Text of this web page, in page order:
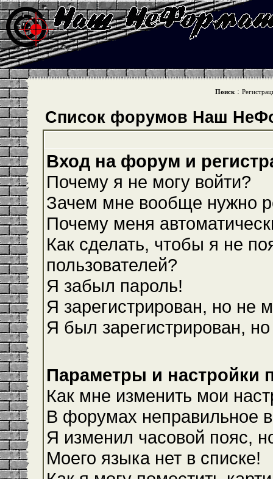
Поиск :
Список форумов Наш
Вход на форум и
Почему я не могу войти?
Зачем мне вообще нужно
Почему меня
Как сделать, чтобы я не
пользователей?
Я забыл пароль!
Я зарегистрирован, но не
Я был зарегистрирован,
Параметры и настройки
Как мне изменить мои
В форумах неправильное
Я изменил часовой пояс,
Моего языка нет в списке!